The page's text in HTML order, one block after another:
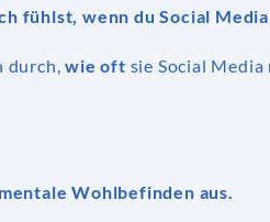
fühlst, wenn du Social
durch,wie oft sie Social
Wohlbefinden aus.